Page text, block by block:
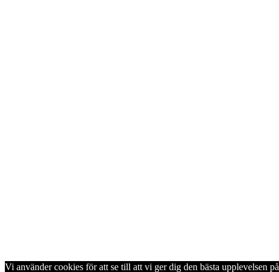
Vi använder cookies för att se till att vi ger dig den bästa upplevelsen